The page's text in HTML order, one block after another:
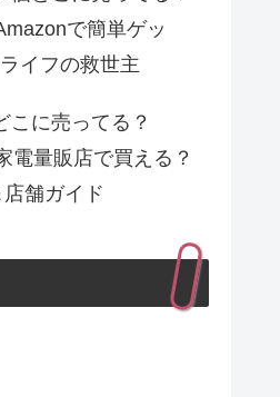
で簡単ゲッ
イフの救世主
こに売ってる？
電量販店で買える？
舗ガイド